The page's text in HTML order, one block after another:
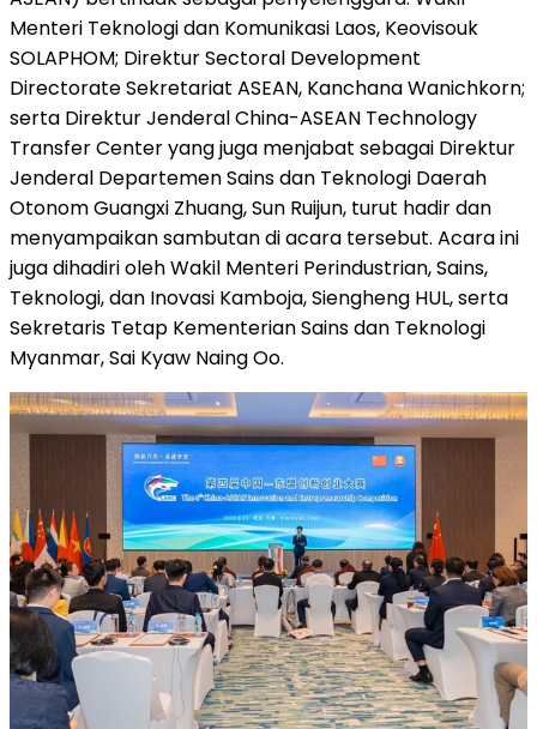
Menteri Teknologi dan Komunikasi Laos, Keovisouk
SOLAPHOM; Direktur Sectoral Development
Directorate Sekretariat ASEAN, Kanchana Wanichkorn;
serta Direktur Jenderal China-ASEAN Technology
Transfer Center yang juga menjabat sebagai Direktur
Jenderal Departemen Sains dan Teknologi Daerah
Otonom Guangxi Zhuang, Sun Ruijun, turut hadir dan
menyampaikan sambutan di acara tersebut. Acara ini
juga dihadiri oleh Wakil Menteri Perindustrian, Sains,
Teknologi, dan Inovasi Kamboja, Siengheng HUL, serta
Sekretaris Tetap Kementerian Sains dan Teknologi
Myanmar, Sai Kyaw Naing Oo.